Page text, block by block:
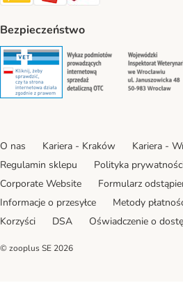
Bezpieczeństwo
Security Security
O nas Kariera - Kraków
Kariera -
Regulamin sklepu
Polityka
Corporate Website
Formularz
Informacje o przesyłce
Metody
Korzyści
DSA Oświadczenie o
© zooplus SE 2026